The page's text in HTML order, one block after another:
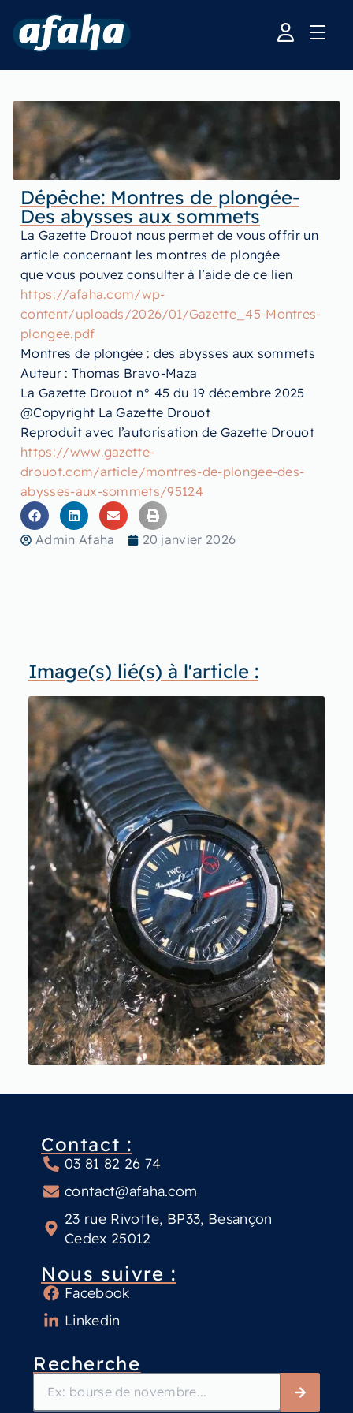
Dépêche: Montres de plongée-
Des abysses aux sommets
La Gazette Drouot nous permet de vous offrir un
article concernant les montres de plongée
que vous pouvez consulter à l’aide de ce lien
https://afaha.com/wp-
content/uploads/2026/01/Gazette_45-Montres-
plongee.pdf
Montres de plongée : des abysses aux sommets
Auteur : Thomas Bravo-Maza
La Gazette Drouot n° 45 du 19 décembre 2025
@Copyright La Gazette Drouot
Reproduit avec l’autorisation de Gazette Drouot
https://www.gazette-
drouot.com/article/montres-de-plongee-des-
abysses-aux-sommets/95124
Admin Afaha 20 janvier 2026
Image(s) lié(s) à l'article :
Recherche
Contact :
03 81 82 26 74
contact@afaha.com
23 rue Rivotte, BP33, Besançon
Cedex 25012
Nous suivre :
Facebook
Linkedin